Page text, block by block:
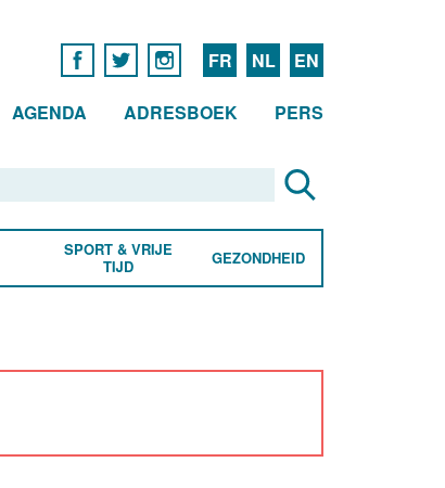
FR NL EN
AGENDA ADRESBOEK PERS
SPORT & VRIJE
TIJD
GEZONDHEID